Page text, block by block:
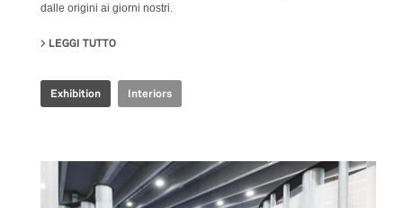
dalle origini ai giorni nostri.
LEGGI TUTTO
Exhibition Interiors